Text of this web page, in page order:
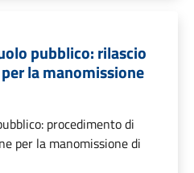
pubblico: rilascio
la manomissione
procedimento di
per la manomissione di